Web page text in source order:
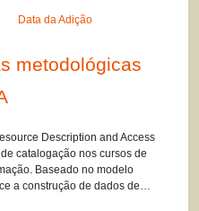
Data da Adição
metodológicas
Description and Access
catalogação nos cursos de
Baseado no modelo
a construção de dados de…